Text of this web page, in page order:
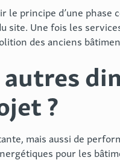
principe d’une phase
site. Une fois les
des anciens
?
mais aussi de
pour les